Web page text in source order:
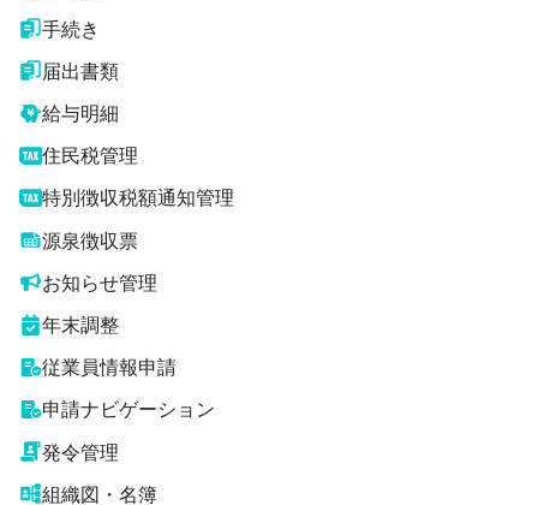
手続き
届出書類
給与明細
住民税管理
特別徴収税額通知管理
源泉徴収票
お知らせ管理
年末調整
従業員情報申請
申請ナビゲーション
発令管理
組織図・名簿